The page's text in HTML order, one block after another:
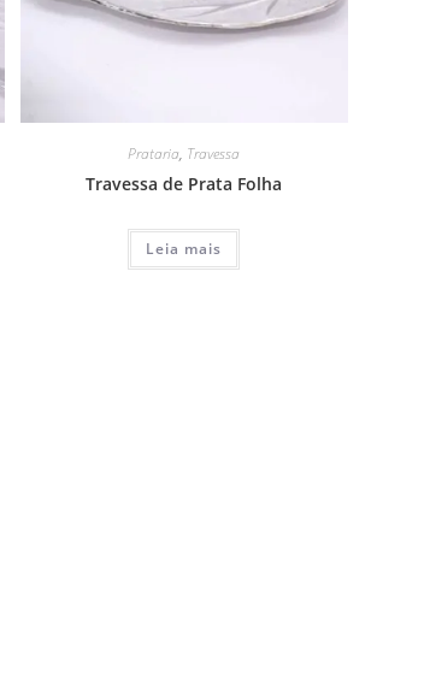
Prataria, Travessa
Travessa de Prata Folha
Leia mais